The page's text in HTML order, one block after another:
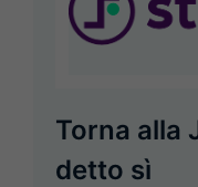
Torna alla
detto sì